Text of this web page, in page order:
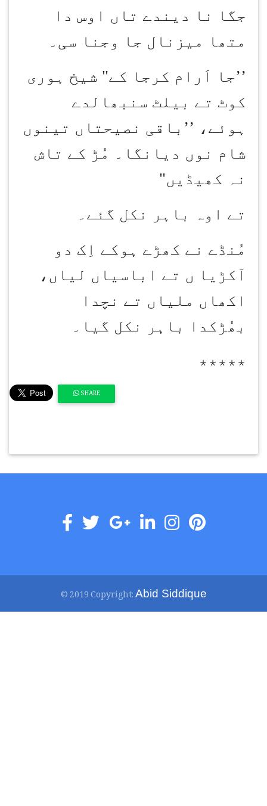
جگا نا دیندے تاں اوس دا
متھا میزنال جا وجنا سی۔
’’جا اَرام کرجا کے" شیخ ہوری
کوٹ تے بیلٹ سنبھالدے
ہوئے، ’’باقی نصیحتاں تینوں
شام نوں دیانگا۔ مُڑ کے تاش
نہ کھیڈیں"
تے اوہ باہر نکل گئے۔
مُنڈے نے کھڑے ہوکے اِک دو
آکڑیا ں تے اباسیاں لیاں،
اکھاں ملیاں تے نچدا
بھُڑکدا باہر نکل گیا۔
٭٭٭٭٭
SHARE
© 2019 Copyright:Abid Siddique